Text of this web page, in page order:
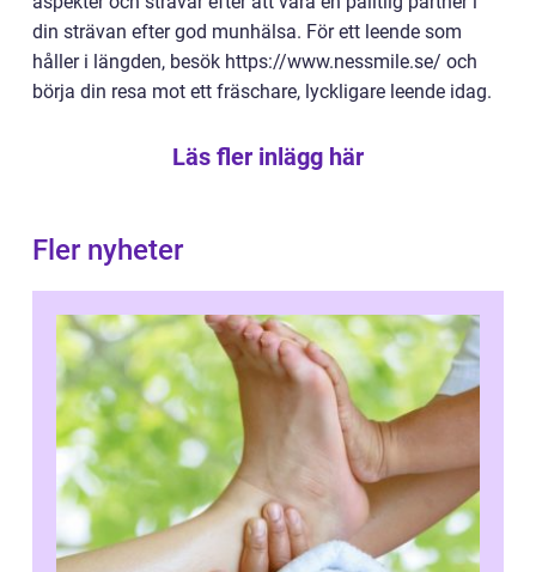
din strävan efter god munhälsa. För ett leende som
håller i längden, besök https://www.nessmile.se/ och
börja din resa mot ett fräschare, lyckligare leende idag.
Läs fler inlägg här
Fler nyheter